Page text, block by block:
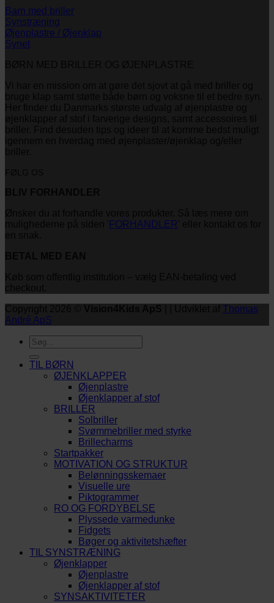
Barn med briller
Synstræning
Øjenplastre / Øjenklap
Synet
FORHANDLER
Thomas
André ApS
Søg
efter:
TIL BØRN
ØJENKLAPPER
Øjenplastre
Øjenklapper af stof
BRILLER
Solbriller
Svømmebriller med styrke
Brillecharms
Startpakker
MOTIVATION OG STRUKTUR
Belønningsskemaer
Visuelle ure
Piktogrammer
RO OG FORDYBELSE
Plyssede varmedunke
Fidgets
Bøger og aktivitetshæfter
TIL SYNSTRÆNING
Øjenklapper
Øjenplastre
Øjenklapper af stof
SYNSAKTIVITETER